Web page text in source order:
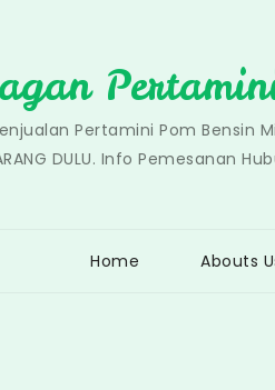
Pertamini Pom Bensin
DULU. Info Pemesanan
Home Abouts